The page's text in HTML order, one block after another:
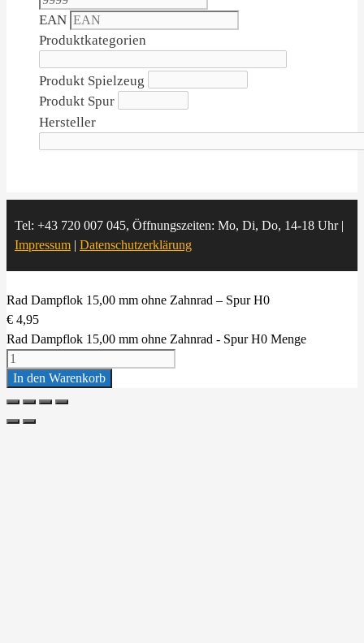
EAN
Produktkategorien
Produkt Spielzeug
Produkt Spur
Hersteller
Tel: +43 720 007 045, Öffnungszeiten: Mo, Di, Do, 14-18 Uhr |
Impressum | Datenschutzerklärung
Rad Dampflok 15,00 mm ohne Zahnrad – Spur H0
€ 4,95
Rad Dampflok 15,00 mm ohne Zahnrad - Spur H0 Menge
In den Warenkorb